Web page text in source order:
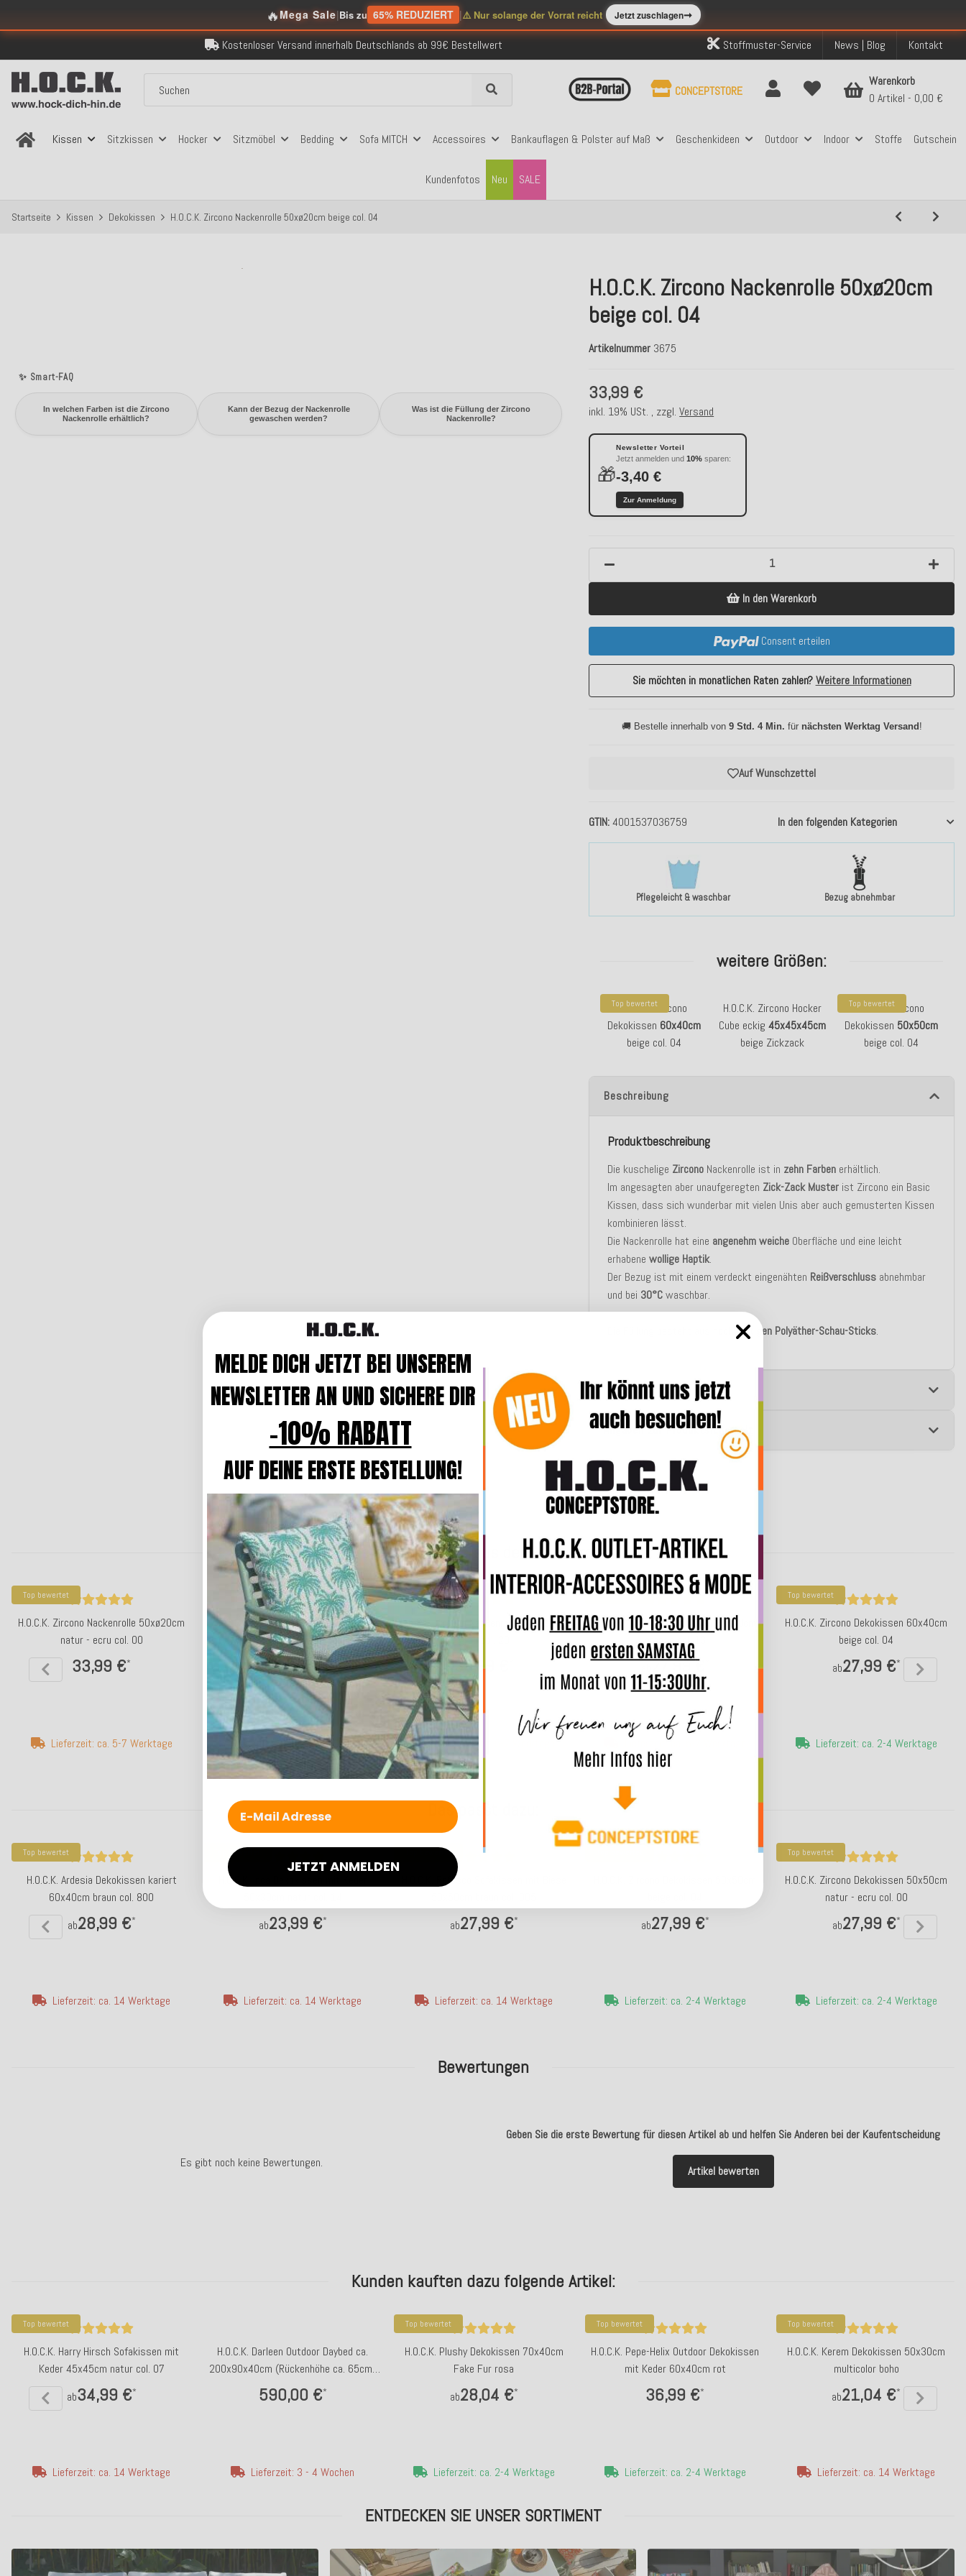
🔥Mega Sale|Bis zu 65% REDUZIERT |⚠️ Nur solange der Vorrat reicht Jetzt zuschlagen➞
Kostenloser Versand innerhalb Deutschlands ab 99€ Bestellwert
Über 120.000 erfolgreich versendete Bestellungen
Sicher bezahlen mit Klarna, PayPal & Amazon Pay
Stoffmuster-Service News | Blog Kontakt
Kissen Sitzkissen Hocker Sitzmöbel Bedding Sofa MITCH Accessoires Bankauflagen & Polster auf Maß Geschenkideen Outdoor Indoor Stoffe Gutschein
Kundenfotos SALE
Neu
CONCEPTSTORE
Warenkorb
0 Artikel
0,00 €
Startseite Kissen Dekokissen H.O.C.K. Zircono Nackenrolle 50xø20cm beige col. 04
✨ Smart-FAQ
In welchen Farben ist die Zircono
Nackenrolle erhältlich?
Kann der Bezug der Nackenrolle
gewaschen werden?
Was ist die Füllung der Zircono
Nackenrolle?
H.O.C.K. Zircono Nackenrolle 50xø20cm
beige col. 04
Artikelnummer 3675
Pflegeleicht & waschbar Bezug abnehmbar
GTIN 4001537036759 In den folgenden Kategorien
33,99 €
inkl. 19% USt. , zzgl.Versand
🎁
Newsletter Vorteil
Jetzt anmelden und10% sparen:
-3,40 €
Zur Anmeldung
Auf Wunschzettel
In den Warenkorb
Consent erteilen
Sie möchten in monatlichen Raten zahlen?Weitere Informationen
🚚 Bestelle innerhalb von 9 Std. 4 Min. für nächsten Werktag Versand !
weitere Größen:
Top bewertet
H.O.C.K. Zircono
Dekokissen 60x40cm
beige col. 04
H.O.C.K. Zircono Hocker
Cube eckig45x45x45cm
beige Zickzack
Top bewertet
H.O.C.K. Zircono
Dekokissen 50x50cm
beige col. 04
Beschreibung
Produktbeschreibung
Die kuschelige Zircono Nackenrolle ist in zehn Farben erhältlich.
Im angesagten aber unaufgeregten Zick-Zack Muster ist Zircono ein Basic
Kissen, dass sich wunderbar mit vielen Unis aber auch gemusterten Kissen
kombinieren lässt.
Die Nackenrolle hat eine angenehmweiche Oberfläche und eine leicht
erhabenewollige Haptik.
Der Bezug ist mit einem verdeckt eingenähten Reißverschluss abnehmbar
und bei 30°Cwaschbar.
hochwertigen Polyäther-Schau-Sticks.
Merkmale
Angaben zur Produktsicherheit
Bewertungen
Geben Sie die erste Bewertung für diesen Artikel ab und helfen Sie Anderen bei der Kaufentscheidung
Artikel bewerten
Es gibt noch keine Bewertungen.
Weitere Produkte aus der Serie Zircono
Top bewertet
H.O.C.K. Zircono Nackenrolle 50xø20cm
natur - ecru col. 00
33,99 €*
Lieferzeit: ca. 5-7 Werktage
H.O.C.K. Zircono Hocker Cube eckig
45x45x45cm blau Zickzack
98,00 €*
Lieferzeit: ca. 14 Werktage
Top bewertet
H.O.C.K. Zircono Nackenrolle 50xø20cm
grau col. 20
33,99 €
Lieferzeit: ca. 5-7 Werktage
Top bewertet
H.O.C.K. Zircono Dekokissen 60x40cm
orange col. 13
27,99 €
Lieferzeit: ca. 5-7 Werktage
Top bewertet
H.O.C.K. Zircono Dekokissen 60x40cm
beige col. 04
ab27,99 €*
Lieferzeit: ca. 2-4 Werktage
Das passt dazu:
Top bewertet
H.O.C.K. Ardesia Dekokissen kariert
60x40cm braun col. 800
ab28,99 €*
Lieferzeit: ca. 14 Werktage
Top bewertet
H.O.C.K. Inca Dekokissen mit Keder
ab23,99 €*
Lieferzeit: ca. 14 Werktage
Top bewertet
H.O.C.K. Refosco Sofakissen mit Biese
ab27,99 €*
Lieferzeit: ca. 14 Werktage
ab27,99 €*
Lieferzeit: ca. 2-4 Werktage
Top bewertet
H.O.C.K. Zircono Dekokissen 50x50cm
natur - ecru col. 00
ab27,99 €*
Lieferzeit: ca. 2-4 Werktage
Kunden kauften dazu folgende Artikel:
Top bewertet
H.O.C.K. Harry Hirsch Sofakissen mit
Keder 45x45cm natur col. 07
ab34,99 €*
Lieferzeit: ca. 14 Werktage
H.O.C.K. Darleen Outdoor Daybed ca.
200x90x40cm (Rückenhöhe ca. 65cm)
SAZU Beige-Taupe
590,00 €*
Lieferzeit: 3 - 4 Wochen
Top bewertet
H.O.C.K. Plushy Dekokissen 70x40cm
Fake Fur rosa
ab28,04 €*
Lieferzeit: ca. 2-4 Werktage
Top bewertet
H.O.C.K. Pepe-Helix Outdoor Dekokissen
mit Keder 60x40cm rot
36,99 €*
Lieferzeit: ca. 2-4 Werktage
Top bewertet
H.O.C.K. Kerem Dekokissen 50x30cm
multicolor boho
ab21,04 €*
Lieferzeit: ca. 14 Werktage
ENTDECKEN SIE UNSER SORTIMENT
MELDE DICH JETZT BEI UNSEREM
NEWSLETTER AN UND SICHERE DIR
-10% RABATT
AUF DEINE ERSTE BESTELLUNG!
JETZT ANMELDEN